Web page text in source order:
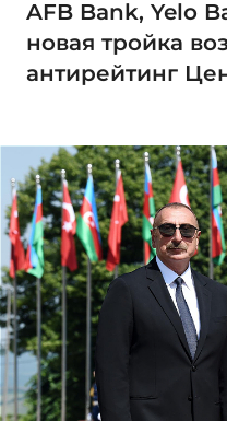
AFB Bank, Yelo
новая тройка
антирейтинг